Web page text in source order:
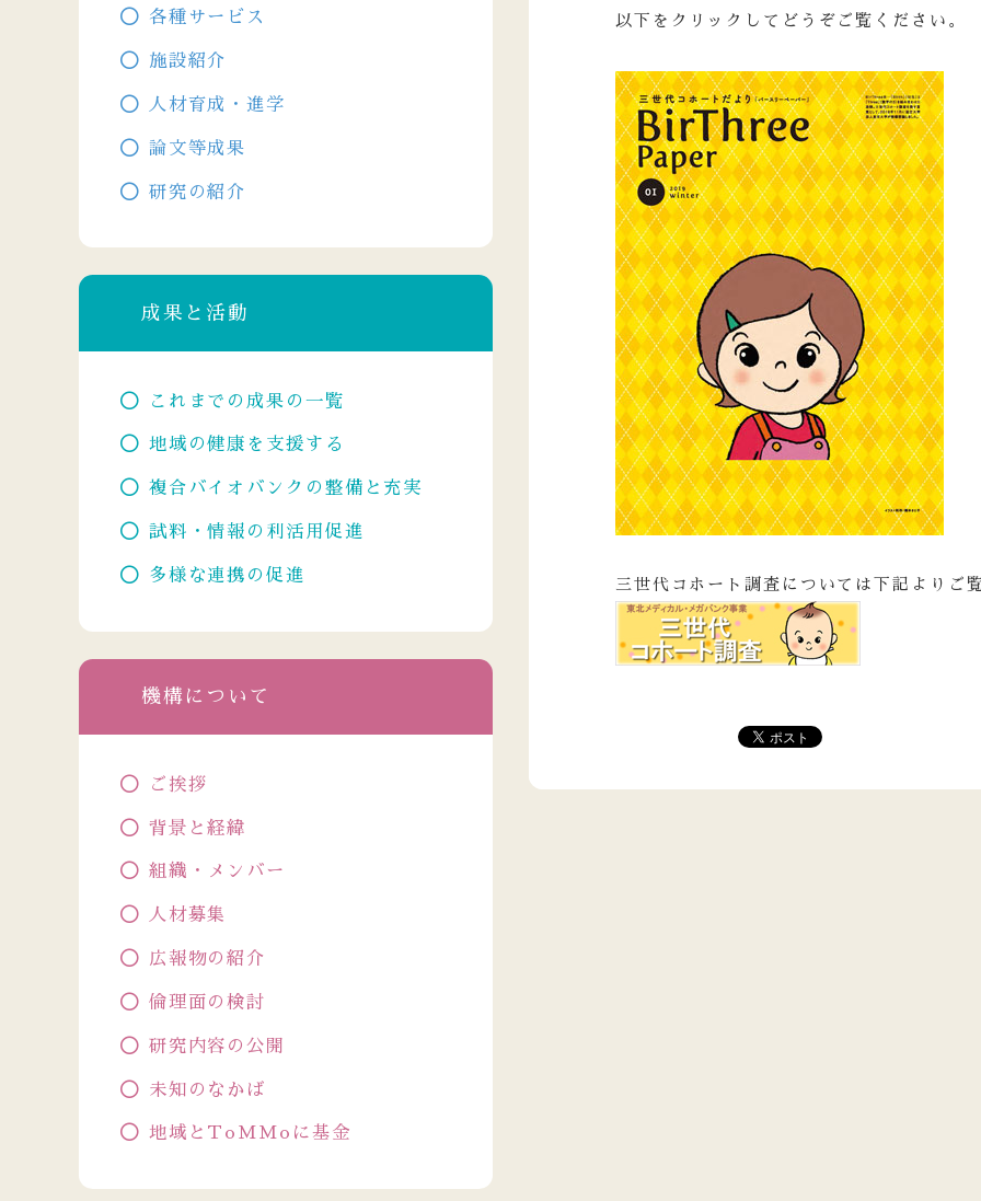
以下をクリックしてどうぞご覧ください。
三世代コホート調査については下記よりご
各種サービス
施設紹介
人材育成・進学
論文等成果
研究の紹介
成果と活動
これまでの成果の一覧
地域の健康を支援する
複合バイオバンクの整備と充実
試料・情報の利活用促進
多様な連携の促進
機構について
ご挨拶
背景と経緯
組織・メンバー
人材募集
広報物の紹介
倫理面の検討
研究内容の公開
未知のなかば
地域とToMMoに基金